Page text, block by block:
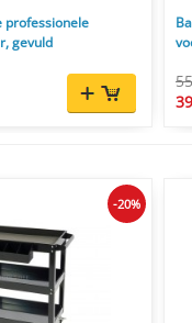
professionele
gevuld
-20%